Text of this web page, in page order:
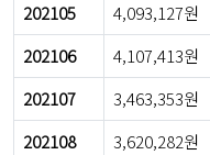
202105
4,093,127원
202106
4,107,413원
202107
3,463,353원
202108
3,620,282원